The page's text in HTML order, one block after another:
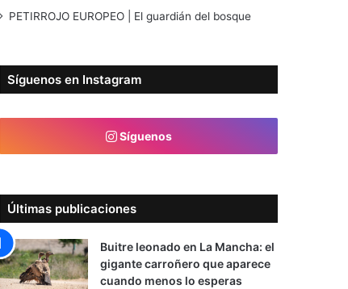
PETIRROJO EUROPEO | El guardián del bosque
Síguenos en Instagram
Síguenos
Últimas publicaciones
Buitre leonado en La Mancha: el
gigante carroñero que aparece
cuando menos lo esperas